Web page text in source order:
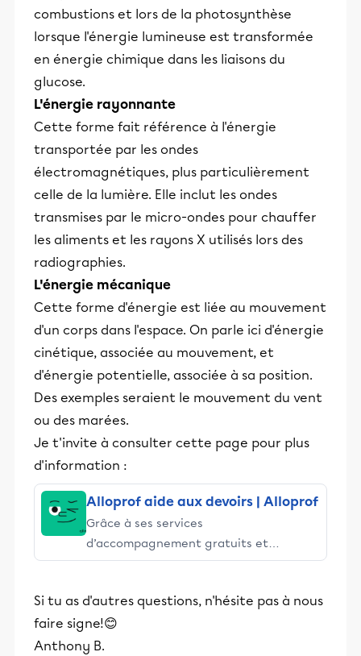
combustions et lors de la photosynthèse
lorsque l'énergie lumineuse est transformée
en énergie chimique dans les liaisons du
glucose.
L'énergie rayonnante
Cette forme fait référence à l'énergie
transportée par les ondes
électromagnétiques, plus particulièrement
celle de la lumière. Elle inclut les ondes
transmises par le micro-ondes pour chauffer
les aliments et les rayons X utilisés lors des
radiographies.
L'énergie mécanique
Cette forme d'énergie est liée au mouvement
d'un corps dans l'espace. On parle ici d'énergie
cinétique, associée au mouvement, et
d'énergie potentielle, associée à sa position.
Des exemples seraient le mouvement du vent
ou des marées.
Je t'invite à consulter cette page pour plus
d'information :
Alloprof aide aux devoirs | Alloprof
Grâce à ses services
d’accompagnement gratuits et
stimulants, Alloprof engage les élèves
éducative.
Si tu as d'autres questions, n'hésite pas à nous
faire signe!😊
Anthony B.